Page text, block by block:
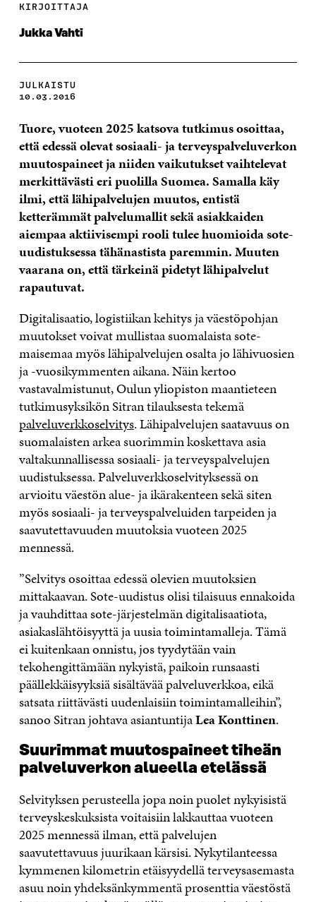
KIRJOITTAJA
Jukka Vahti
JULKAISTU
10.03.2016
Tuore, vuoteen 2025 katsova tutkimus osoittaa,
että edessä olevat sosiaali- ja terveyspalveluverkon
muutospaineet ja niiden vaikutukset vaihtelevat
merkittävästi eri puolilla Suomea. Samalla käy
ilmi, että lähipalvelujen muutos, entistä
ketterämmät palvelumallit sekä asiakkaiden
aiempaa aktiivisempi rooli tulee huomioida sote-
uudistuksessa tähänastista paremmin. Muuten
vaarana on, että tärkeinä pidetyt lähipalvelut
rapautuvat.
Digitalisaatio, logistiikan kehitys ja väestöpohjan
muutokset voivat mullistaa suomalaista sote-
maisemaa myös lähipalvelujen osalta jo lähivuosien
ja -vuosikymmenten aikana. Näin kertoo
vastavalmistunut, Oulun yliopiston maantieteen
tutkimusyksikön Sitran tilauksesta tekemä
palveluverkkoselvitys. Lähipalvelujen saatavuus on
suomalaisten arkea suorimmin koskettava asia
valtakunnallisessa sosiaali- ja terveyspalvelujen
uudistuksessa. Palveluverkkoselvityksessä on
arvioitu väestön alue- ja ikärakenteen sekä siten
myös sosiaali- ja terveyspalveluiden tarpeiden ja
saavutettavuuden muutoksia vuoteen 2025
mennessä.
”Selvitys osoittaa edessä olevien muutoksien
mittakaavan. Sote-uudistus olisi tilaisuus ennakoida
ja vauhdittaa sote-järjestelmän digitalisaatiota,
asiakaslähtöisyyttä ja uusia toimintamalleja. Tämä
ei kuitenkaan onnistu, jos tyydytään vain
tekohengittämään nykyistä, paikoin runsaasti
päällekkäisyyksiä sisältävää palveluverkkoa, eikä
satsata riittävästi uudenlaisiin toimintamalleihin”,
sanoo Sitran johtava asiantuntijaLea Konttinen.
Suurimmat muutospaineet tiheän
palveluverkon alueella etelässä
Selvityksen perusteella jopa noin puolet nykyisistä
terveyskeskuksista voitaisiin lakkauttaa vuoteen
2025 mennessä ilman, että palvelujen
saavutettavuus juurikaan kärsisi. Nykytilanteessa
kymmenen kilometrin etäisyydellä terveysasemasta
asuu noin yhdeksänkymmentä prosenttia väestöstä